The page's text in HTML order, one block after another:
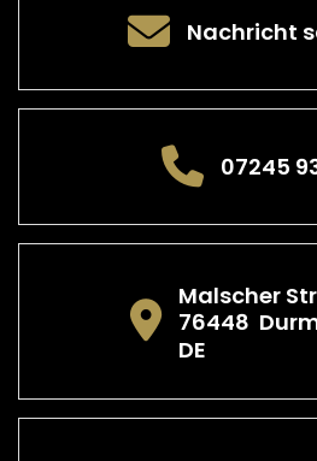
Nachricht
07245
Malscher
76448
DE